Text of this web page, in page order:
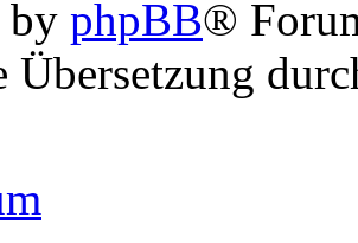
by phpBB®
Übersetzung